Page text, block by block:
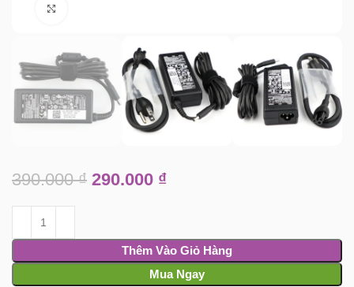
390.000₫ 290.000 ₫
Thêm Vào Giỏ Hàng
Mua Ngay